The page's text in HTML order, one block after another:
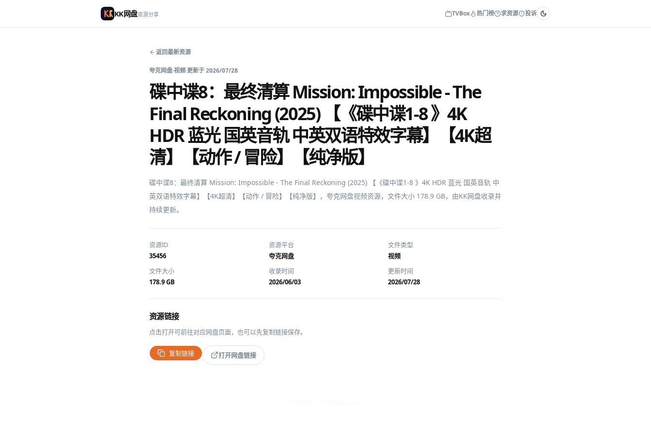
KK网盘资源分享 TVBox 热门榜 求资源 投诉
返回最新资源
夸克网盘·视频·更新于2026/07/28
碟中谍8：最终清算 Mission: Impossible - The
Final Reckoning (2025) 【《碟中谍1-8 》4K
HDR 蓝光 国英音轨 中英双语特效字幕】【4K超
清】【动作 / 冒险】【纯净版】
碟中谍8：最终清算 Mission: Impossible - The Final Reckoning (2025) 【《碟中谍1-8 》4K HDR 蓝光 国英音轨 中
英双语特效字幕】【4K超清】【动作 / 冒险】【纯净版】，夸克网盘视频资源，文件大小 178.9 GB，由KK网盘收录并
持续更新。
资源ID
35456
资源平台
夸克网盘
文件类型
视频
文件大小
178.9 GB
收录时间
2026/06/03
更新时间
2026/07/28
资源链接
点击打开可前往对应网盘页面，也可以先复制链接保存。
复制链接 打开网盘链接